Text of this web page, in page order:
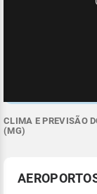
CLIMA E PREVISÃO
(MG)